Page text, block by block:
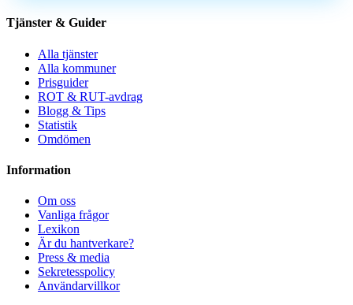
Tjänster & Guider
Alla tjänster
Alla kommuner
Prisguider
ROT & RUT-avdrag
Blogg & Tips
Statistik
Omdömen
Information
Om oss
Vanliga frågor
Lexikon
Är du hantverkare?
Press & media
Sekretesspolicy
Användarvillkor